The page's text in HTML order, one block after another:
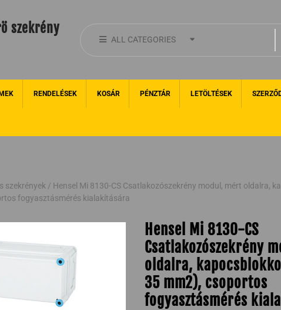
szekrény
ALL CATEGORIES
RENDELÉSEK KOSÁR PÉNZTÁR LETÖLTÉSEK
szekrények / Hensel Mi 8130-CS Csatlakozószekrény modul, mért oldalra,
fogyasztásmérés kialakítására
Hensel Mi 8130-CS
Csatlakozószekrény
oldalra,
35 mm2), csoportos
fogyasztásmérés